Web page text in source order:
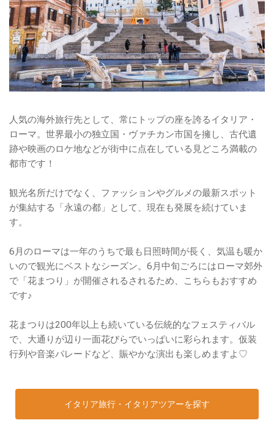
人気の海外旅行先として、常にトップの座を誇るイタリア・
ローマ。世界最小の独立国・ヴァチカン市国を擁し、古代遺
跡や映画のロケ地などが街中に点在している見どころ満載の
都市です！
観光名所だけでなく、ファッションやグルメの最新スポット
が集結する「永遠の都」として、現在も発展を続けていま
す。
6月のローマは一年のうちで最も日照時間が長く、気温も暖か
いので観光にベストなシーズン。6月中旬ごろにはローマ郊外
で「花まつり」が開催されるされるため、こちらもおすすめ
です♪
花まつりは200年以上も続いている伝統的なフェスティバル
で、大通りが辺り一面花びらでいっぱいに彩られます。仮装
行列や音楽パレードなど、賑やかな演出も楽しめますよ♡
イタリア旅行・イタリアツアーを探す